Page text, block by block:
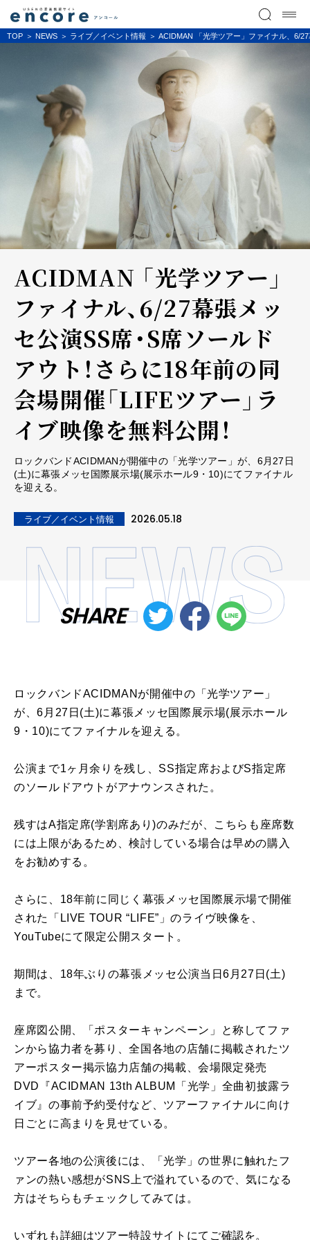
TOP NEWS ライブ／イベント情報 ACIDMAN 「光学ツアー」ファイナル、6/
ACIDMAN 「光学ツアー」
ファイナル、6/27幕張メッ
セ公演SS席・S席ソールド
アウト！さらに18年前の同
会場開催「LIFEツアー」ラ
イブ映像を無料公開！
ロックバンドACIDMANが開催中の「光学ツアー」が、6月27日
(土)に幕張メッセ国際展⽰場(展⽰ホール9・10)にてファイナル
を迎える。
ライブ／イベント情報 2026.05.18
SHARE
ロックバンドACIDMANが開催中の「光学ツアー」
が、6月27日(土)に幕張メッセ国際展⽰場(展⽰ホール
9・10)にてファイナルを迎える。
公演まで1ヶ月余りを残し、SS指定席およびS指定席
のソールドアウトがアナウンスされた。
残すはA指定席(学割席あり)のみだが、こちらも座席数
には上限があるため、検討している場合は早めの購入
をお勧めする。
さらに、18年前に同じく幕張メッセ国際展示場で開催
された「LIVE TOUR “LIFE”」のライヴ映像を、
YouTubeにて限定公開スタート。
期間は、18年ぶりの幕張メッセ公演当日6月27日(土)
まで。
座席図公開、「ポスターキャンペーン」と称してファ
ンから協力者を募り、全国各地の店舗に掲載されたツ
アーポスター掲示協力店舗の掲載、会場限定発売
DVD『ACIDMAN 13th ALBUM「光学」全曲初披露ラ
イブ』の事前予約受付など、ツアーファイナルに向け
日ごとに高まりを見せている。
ツアー各地の公演後には、「光学」の世界に触れたフ
ァンの熱い感想がSNS上で溢れているので、気になる
方はそちらもチェックしてみては。
いずれも詳細はツアー特設サイトにてご確認を。